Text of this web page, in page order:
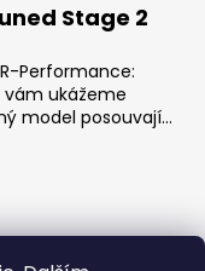
Stage 2
Performance:
vám ukážeme
model posouvají...